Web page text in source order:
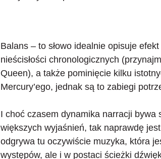
Balans – to słowo idealnie opisuje
nieścisłości chronologicznych
Queen), a także pominięcie kilku
Mercury’ego, jednak są to zabiegi
I choć czasem dynamika narracji
większych wyjaśnień, tak naprawdę
odgrywa tu oczywiście muzyka, która
występów, ale i w postaci ścieżki